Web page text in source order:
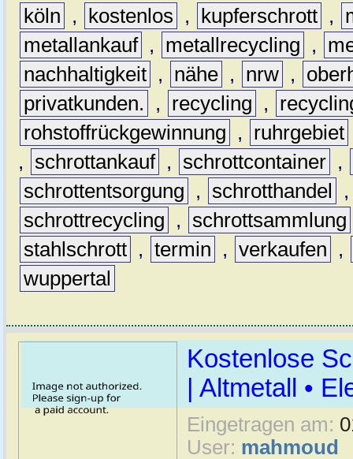
köln , kostenlos , kupferschrott ,
metallankauf , metallrecycling ,
nachhaltigkeit , nähe , nrw ,
privatkunden.
, recycling ,
rohstoffrückgewinnung
, ruhrgebiet
,
schrottankauf , schrottcontainer ,
schrottentsorgung
, schrotthandel
schrottrecycling
, schrottsammlung
stahlschrott , termin , verkaufen
,
wuppertal
Kostenlose
| Altmetall •
Eingetragen am:
User: mahmoud